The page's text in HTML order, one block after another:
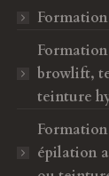
browlift,
teinture
épilation